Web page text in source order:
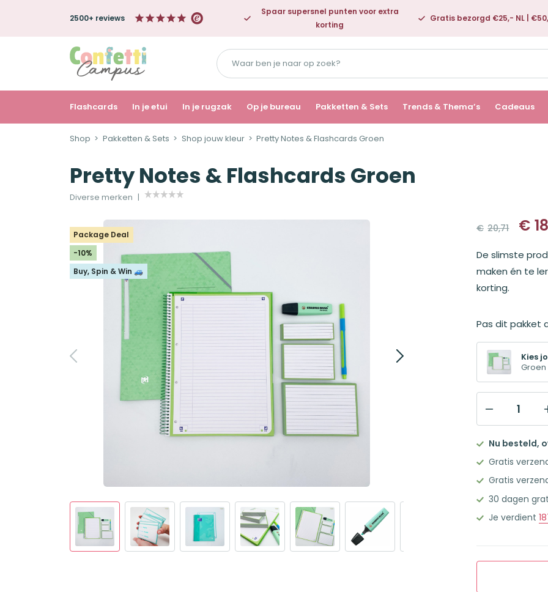
2500+ reviews
Spaar supersnel punten voor extra
korting
Gratis bezorgd €25,- NL |
Waar
ben
je
naar
op
zoek?
Flashcards In je etui In je rugzak Op je bureau Pakketten & Sets Trends & Thema’s Cadeaus
Shop Pakketten & Sets Shop jouw kleur Pretty Notes & Flashcards Groen
Pretty Notes & Flashcards Groen
Diverse merken
Package Deal
-10%
Buy, Spin & Win 🚙
€ 20,71
prijs
was:
€20,71.
€
Huidige
prijs
is:
€18,67.
De slimste
maken én te
korting.
Pas dit pakket
Kies
Groen
&
Flashcards
Groen
aantal
Nu besteld,
Gratis
Gratis
30 dagen
Je verdient